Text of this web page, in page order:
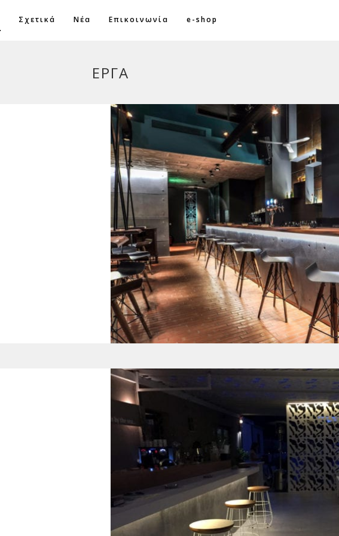
Σχετικά Νέα Επικοινωνία e-shop
ΈΡΓΑ
Κολωνάκι
–
“Vintage
City”
design
concept
Gimlet
“
Δυναμικός
μινιμαλισμός”